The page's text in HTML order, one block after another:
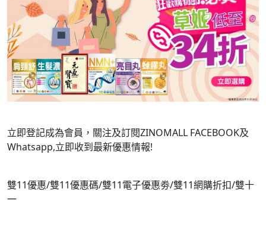
立即登記成為會員，關注及訂閱ZINOMALL FACEBOOK及
Whatsapp,立即收到最新優惠情報!
雙11優惠/雙11優惠碼/雙11電子優惠劵/雙11網購折扣/雙十
一